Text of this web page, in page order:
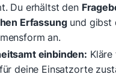
Du erhältst den
Erfassungund gibst
an.
einbinden:
deine Einsatzorte